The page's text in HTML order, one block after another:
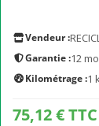
Vendeur :
Garantie :12
Kilométrage :1
75,12 € TTC